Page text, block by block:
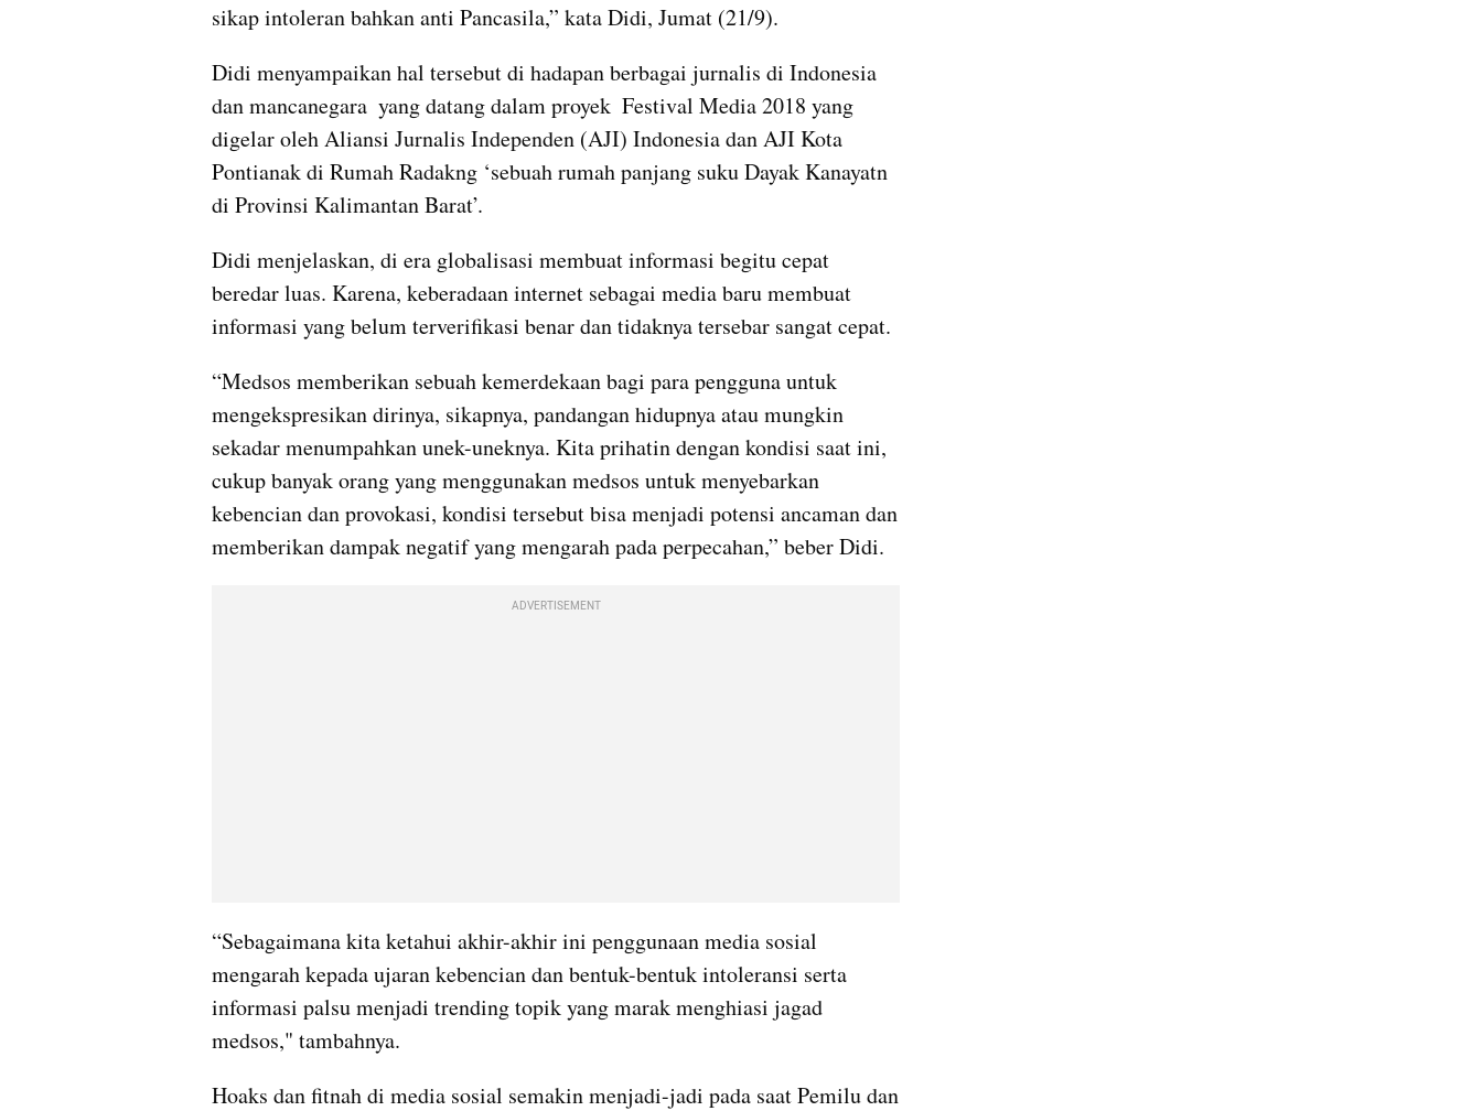
sikap intoleran bahkan anti Pancasila,” kata Didi, Jumat (21/9).
Didi menyampaikan hal tersebut di hadapan berbagai jurnalis di Indonesia
dan mancanegara  yang datang dalam proyek  Festival Media 2018 yang
digelar oleh Aliansi Jurnalis Independen (AJI) Indonesia dan AJI Kota
Pontianak di Rumah Radakng ‘sebuah rumah panjang suku Dayak Kanayatn
di Provinsi Kalimantan Barat’.
Didi menjelaskan, di era globalisasi membuat informasi begitu cepat
beredar luas. Karena, keberadaan internet sebagai media baru membuat
informasi yang belum terverifikasi benar dan tidaknya tersebar sangat cepat.
“Medsos memberikan sebuah kemerdekaan bagi para pengguna untuk
mengekspresikan dirinya, sikapnya, pandangan hidupnya atau mungkin
sekadar menumpahkan unek-uneknya. Kita prihatin dengan kondisi saat ini,
cukup banyak orang yang menggunakan medsos untuk menyebarkan
kebencian dan provokasi, kondisi tersebut bisa menjadi potensi ancaman dan
memberikan dampak negatif yang mengarah pada perpecahan,” beber Didi.
ADVERTISEMENT
“Sebagaimana kita ketahui akhir-akhir ini penggunaan media sosial
mengarah kepada ujaran kebencian dan bentuk-bentuk intoleransi serta
informasi palsu menjadi trending topik yang marak menghiasi jagad
medsos," tambahnya.
Hoaks dan fitnah di media sosial semakin menjadi-jadi pada saat Pemilu dan